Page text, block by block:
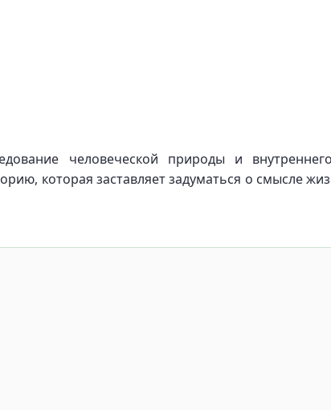
человеческой природы и
которая заставляет задуматься о смысле